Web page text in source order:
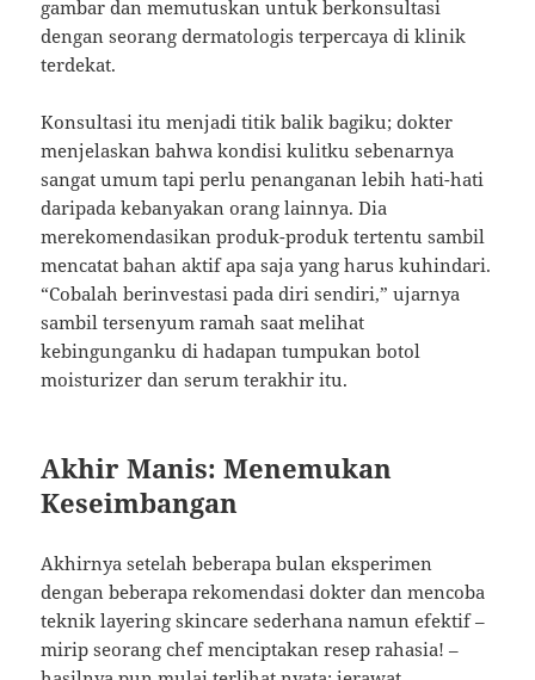
gambar dan memutuskan untuk berkonsultasi
dengan seorang dermatologis terpercaya di klinik
terdekat.
Konsultasi itu menjadi titik balik bagiku; dokter
menjelaskan bahwa kondisi kulitku sebenarnya
sangat umum tapi perlu penanganan lebih hati-hati
daripada kebanyakan orang lainnya. Dia
merekomendasikan produk-produk tertentu sambil
mencatat bahan aktif apa saja yang harus kuhindari.
“Cobalah berinvestasi pada diri sendiri,” ujarnya
sambil tersenyum ramah saat melihat
kebingunganku di hadapan tumpukan botol
moisturizer dan serum terakhir itu.
Akhir Manis: Menemukan
Keseimbangan
Akhirnya setelah beberapa bulan eksperimen
dengan beberapa rekomendasi dokter dan mencoba
teknik layering skincare sederhana namun efektif –
mirip seorang chef menciptakan resep rahasia! –